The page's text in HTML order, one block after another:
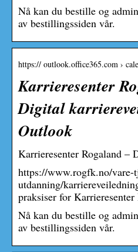
Nå kan du bestille og
av bestillingssiden vår.
https:// outlook.office365.com ›
Karrieresenter
Digital
Outlook
Karrieresenter Rogaland –
https://www.rogfk.no/vare-
utdanning/
praksiser for
Nå kan du bestille og
av bestillingssiden vår.